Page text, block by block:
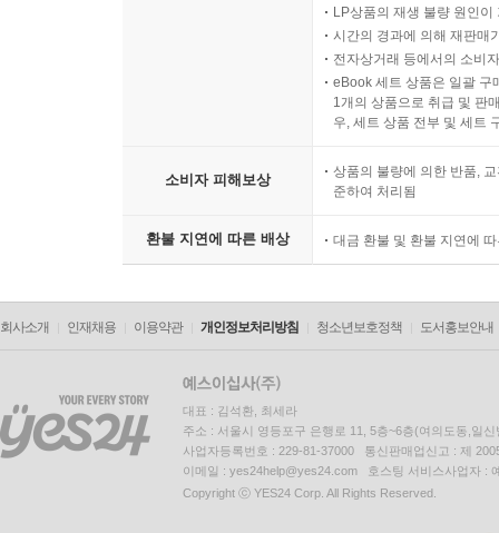
LP상품의 재생 불량 원인
시간의 경과에 의해 재판매
전자상거래 등에서의 소비
eBook 세트 상품은 일괄 구
1개의 상품으로 취급 및 판
우, 세트 상품 전부 및 세트
소비자 피해보상
상품의 불량에 의한 반품,
준하여 처리됨
환불 지연에 따른 배상 대금 환불 및 환불 지연에
회사소개 인재채용 이용약관 개인정보처리방침 청소년보호정책 도서홍보안내
대표 : 김석환, 최세라
주소 : 서울시 영등포구 은행로 11, 5층~6층(여의도동,일신
사업자등록번호 : 229-81-37000 통신판매업신고 : 제
이메일 : yes24help@yes24.com 호스팅 서비스사업자 :
Copyright ⓒ YES24 Corp. All Rights Reserved.